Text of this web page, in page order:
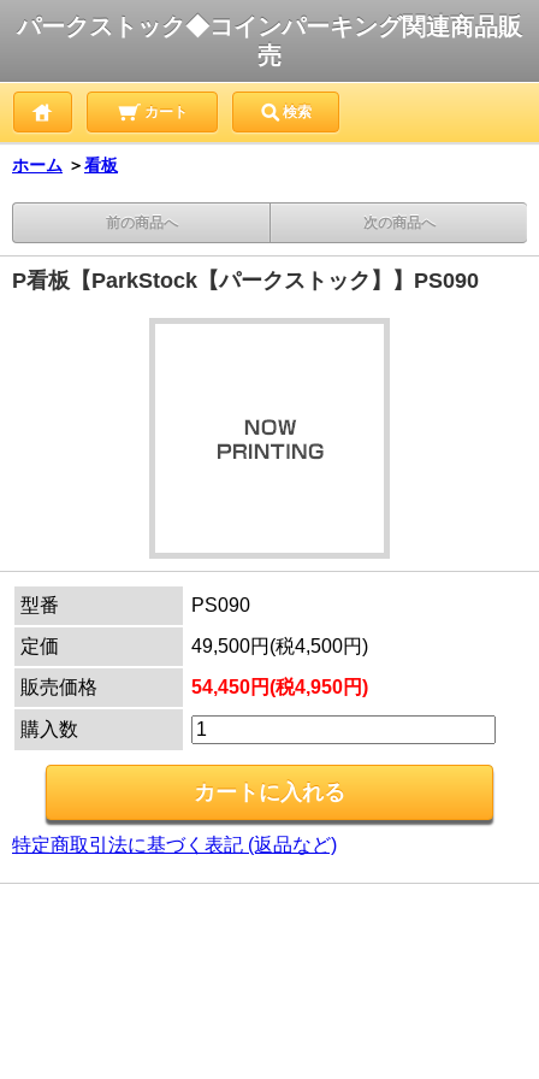
パークストック◆コインパーキング関連商品販
売
カート 検索
ホーム ＞看板
前の商品へ 次の商品へ
P看板【ParkStock【パークストック】】PS090
型番
PS090
定価
49,500円(税4,500円)
販売価格
54,450円(税4,950円)
購入数
特定商取引法に基づく表記 (返品など)